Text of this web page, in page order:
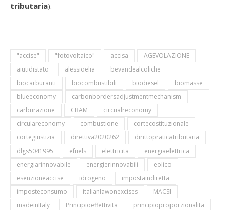
tributaria).
"accise" "fotovoltaico" accisa
AGEVOLAZIONE
aiutidistato
alessioelia
bevandealcoliche
biocarburanti
biocombustibili biodiesel
biomasse
blueeconomy
carbonbordersadjustmentmechanism
carburazione
CBAM
circualreconomy
circulareconomy
combustione
cortecostituzionale
cortegiustizia
direttiva2020262
dirittopraticatributaria
dlgs5041995
efuels elettricita
energiaelettrica
energiarinnovabile
energierinnovabili
eolico
esenzioneaccise
idrogeno
impostaindiretta
imposteconsumo
italianlawonexcises
MACSI
madeinItaly
Principioeffettivita
principioproporzionalita